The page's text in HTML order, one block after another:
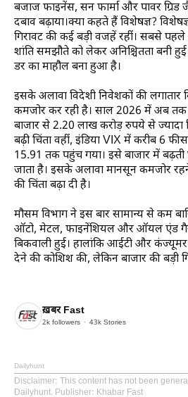
बजाज फाइनेंस, सन फार्मा और पावर ग्रिड
दबाव बढ़ाया।क्या कहते हैं विशेषज्ञ?
गिरावट की कई बड़ी वजहें रहीं। सबसे
शांति समझौते को लेकर अनिश्चितता बनी
डर का माहौल बना हुआ है।
इसके अलावा विदेशी निवेशकों की लगातार
कमजोर कर रही है। साल 2026 में अब तक
बाजार से 2.20 लाख करोड़ रुपये से
बढ़ी चिंता वहीं, इंडिया VIX में करीब 6
15.91 तक पहुंच गया। इसे बाजार में बढ़ती
जाता है। इसके अलावा मानसून कमजोर
की चिंता बढ़ा दी है।
मौसम विभाग ने इस बार सामान्य से कम
ऑटो, मेटल, फाइनेंशियल और ऑयल एंड
बिकवाली हुई। हालांकि आईटी और
देने की कोशिश की, लेकिन बाजार की बड़ी
ख़बर Fast
2k followers 43k Stories
Dailyhunt
Disclaimer: This content has not been
Dailyhunt. Publisher: Khabar Fast